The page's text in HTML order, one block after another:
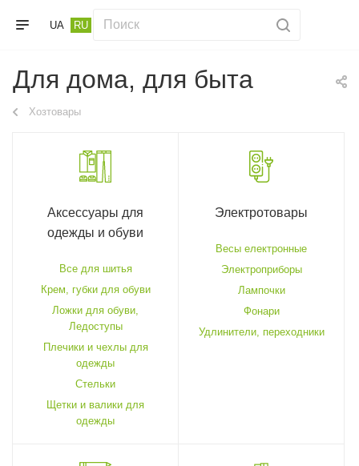
UA RU
Для дома, для быта
Хозтовары
Аксессуары для
одежды и обуви
Все для шитья
Крем, губки для обуви
Ложки для обуви,
Ледоступы
Плечики и чехлы для
одежды
Стельки
Щетки и валики для
одежды
Электротовары
Весы електронные
Электроприборы
Лампочки
Фонари
Удлинители, переходники